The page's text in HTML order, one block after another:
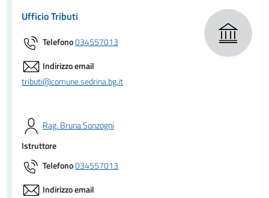
Ufficio Tributi
Telefono034557013
Indirizzo email
tributi@comune.sedrina.bg.it
Rag. Bruna Sonzogni
Istruttore
Telefono034557013
Indirizzo email